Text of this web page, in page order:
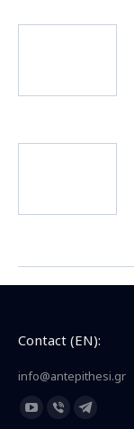
Contact (EN):
info@antepithesi.gr
Find us on:
YouTubeViberTelegram